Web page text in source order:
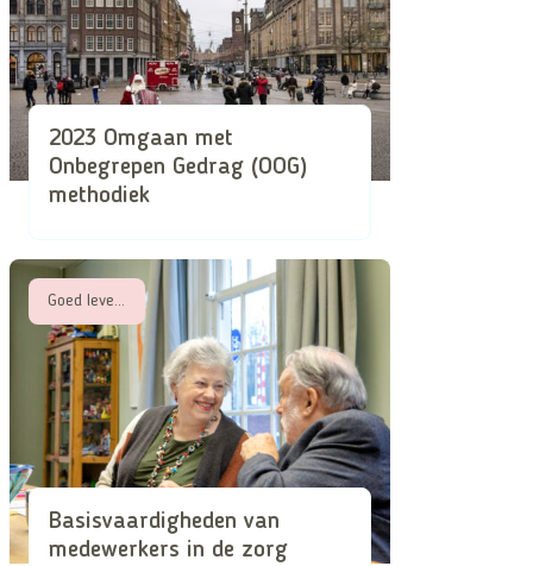
2023 Omgaan met
Onbegrepen Gedrag (OOG)
methodiek
Basisvaardigheden van
medewerkers in de zorg